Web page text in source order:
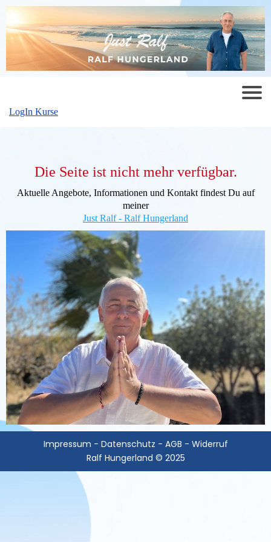
LogIn Kurse
Die Seite ist nicht mehr verfügbar.
Aktuelle Angebote, Informationen und Kontakt findest Du auf
meiner
Just Ralf - Ralf Hungerland
Impressum - Datenschutz - AGB - Widerruf
Ralf Hungerland © 2025